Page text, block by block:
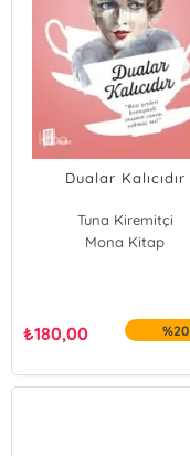
Dualar Kalıcıdır
Tuna Kiremitçi
Mona Kitap
₺180,00 %20